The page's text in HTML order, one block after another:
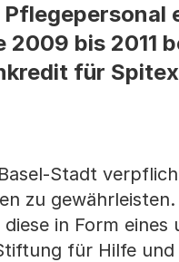
2009 bis 2011
für
Stadt
zu
in Form eines
für Hilfe